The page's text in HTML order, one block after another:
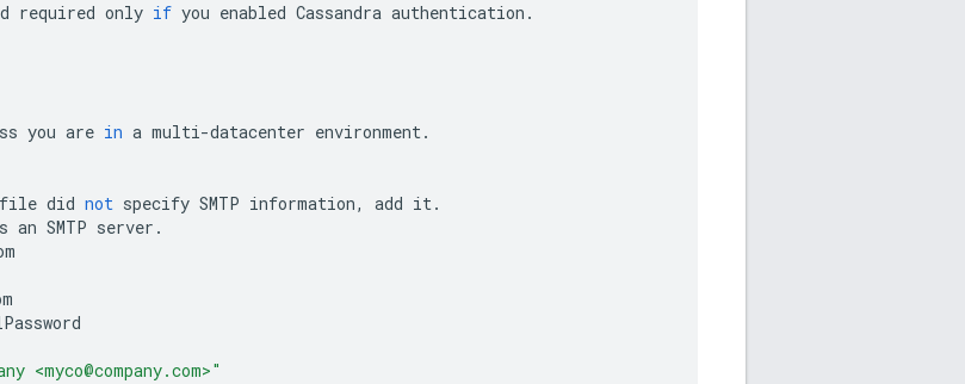
required only if you enabled Cassandra authentication .
you are in a multi-datacenter environment.
file did not specify SMTP information, add it.
an SMTP server .
<myco@company.com>"